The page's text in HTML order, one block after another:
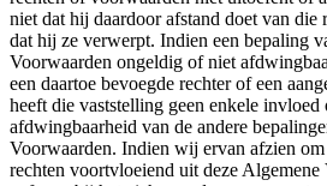
niet dat hij daardoor afstand doet van
dat hij ze verwerpt. Indien een bepaling
Voorwaarden ongeldig of niet
een daartoe bevoegde rechter of een
heeft die vaststelling geen enkele
afdwingbaarheid van de andere
Voorwaarden. Indien wij ervan afzien
rechten voortvloeiend uit deze Algemene